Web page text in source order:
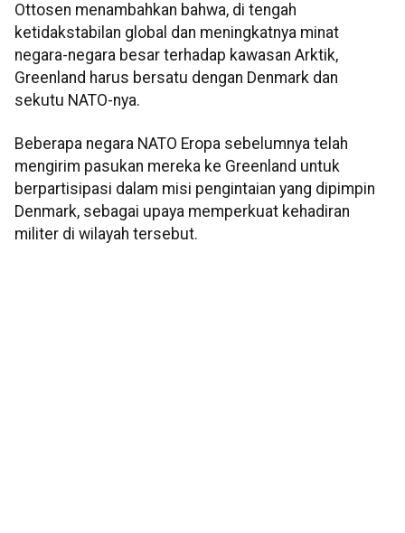
Ottosen menambahkan bahwa, di tengah
ketidakstabilan global dan meningkatnya minat
negara-negara besar terhadap kawasan Arktik,
Greenland harus bersatu dengan Denmark dan
sekutu NATO-nya.
Beberapa negara NATO Eropa sebelumnya telah
mengirim pasukan mereka ke Greenland untuk
berpartisipasi dalam misi pengintaian yang dipimpin
Denmark, sebagai upaya memperkuat kehadiran
militer di wilayah tersebut.